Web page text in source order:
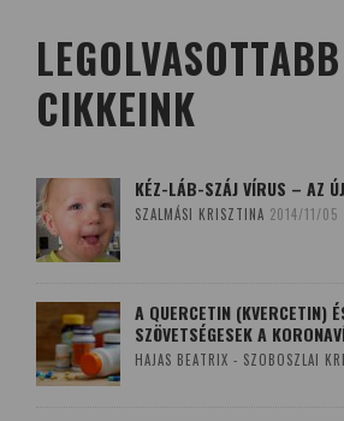
LEGOLVASOTTABB
CIKKEINK
KÉZ-LÁB-SZÁJ VÍRUS – AZ
SZALMÁSI KRISZTINA 2014/11/05
A QUERCETIN (KVERCETIN)
SZÖVETSÉGESEK A
HAJAS BEATRIX - SZOBOSZLAI